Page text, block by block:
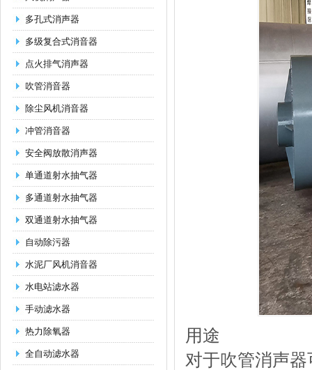
多孔式消声器
多级复合式消音器
点火排气消声器
吹管消音器
除尘风机消音器
冲管消音器
安全阀放散消声器
单通道射水抽气器
多通道射水抽气器
双通道射水抽气器
自动除污器
水泥厂风机消音器
水电站滤水器
手动滤水器
热力除氧器
全自动滤水器
用途
对于吹管消声